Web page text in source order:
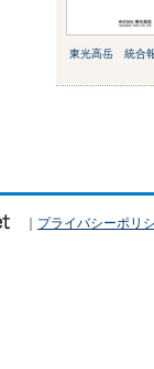
東光高岳 統合
｜ プライバシーポリ